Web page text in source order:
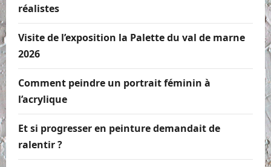
réalistes
Visite de l’exposition la Palette du val de marne
2026
Comment peindre un portrait féminin à
l’acrylique
Et si progresser en peinture demandait de
ralentir ?